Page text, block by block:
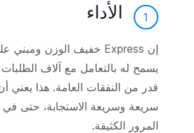
1 الأداء
يسمح له بالتعامل مع آلاف الطلبات
قدر من النفقات العامة. هذا يعني
سريعة وسريعة الاستجابة، حتى
المرور الكثيفة.